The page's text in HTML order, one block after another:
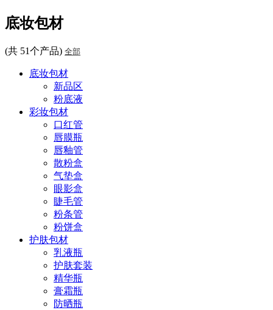
底妆包材
(共 51个产品) 全部
底妆包材
新品区
粉底液
彩妆包材
口红管
唇膜瓶
唇釉管
散粉盒
气垫盒
眼影盒
睫毛管
粉条管
粉饼盒
护肤包材
乳液瓶
护肤套装
精华瓶
膏霜瓶
防晒瓶